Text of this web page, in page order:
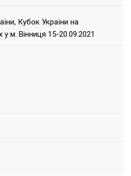
Кубок України на
у м. Вінниця 15-20.09.2021